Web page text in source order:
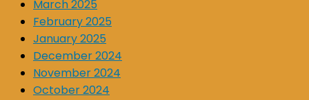
March 2025
February 2025
January 2025
December 2024
November 2024
October 2024